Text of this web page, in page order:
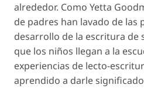
alrededor. Como Yetta
de padres han lavado de las
desarrollo de la escritura de
que los niños llegan a la
experiencias de lecto-
aprendido a darle